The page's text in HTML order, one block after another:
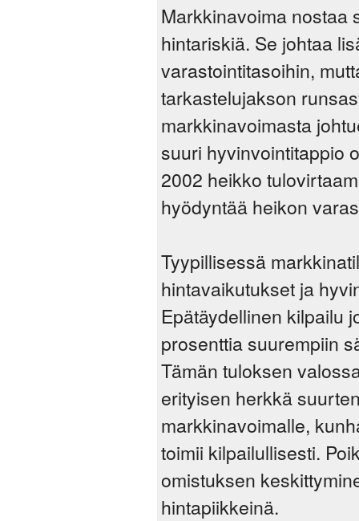
Markkinavoima nostaa
hintariskiä. Se johtaa
varastointitasoihin,
tarkastelujakson
markkinavoimasta
suuri hyvinvointitappio
2002 heikko
hyödyntää heikon
Tyypillisessä
hintavaikutukset ja
Epätäydellinen kilpailu
prosenttia suurempiin
Tämän tuloksen
erityisen herkkä
markkinavoimalle,
toimii kilpailullisesti.
omistuksen
hintapiikkeinä.